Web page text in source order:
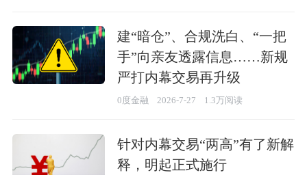
建“暗仓”、合规洗白、“一把
手”向亲友透露信息……新规
严打内幕交易再升级
0度金融 2026-7-27 1.3万阅读
针对内幕交易“两高”有了新解
释，明起正式施行